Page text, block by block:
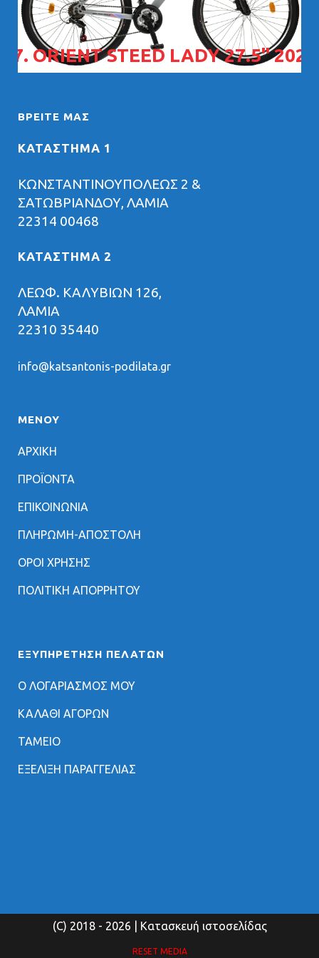
07. ORIENT STEED LADY 27.5" 2026
ΒΡΕΊΤΕ ΜΑΣ
ΚΑΤΑΣΤΗΜΑ 1
ΚΩΝΣΤΑΝΤΙΝΟΥΠΟΛΕΩΣ 2 &
ΣΑΤΩΒΡΙΑΝΔΟΥ, ΛΑΜΙΑ
22314 00468
ΚΑΤΑΣΤΗΜΑ 2
ΛΕΩΦ. ΚΑΛΥΒΙΩΝ 126,
ΛΑΜΙΑ
22310 35440
info@katsantonis-podilata.gr
ΜΕΝΟΥ
ΑΡΧΙΚΗ
ΠΡΟΪΟΝΤΑ
ΕΠΙΚΟΙΝΩΝΙΑ
ΠΛΗΡΩΜΗ-ΑΠΟΣΤΟΛΗ
ΟΡΟΙ ΧΡΗΣΗΣ
ΠΟΛΙΤΙΚΗ ΑΠΟΡΡΗΤΟΥ
ΕΞΥΠΗΡΈΤΗΣΗ ΠΕΛΑΤΏΝ
Ο ΛΟΓΑΡΙΑΣΜΟΣ ΜΟΥ
ΚΑΛΑΘΙ ΑΓΟΡΩΝ
ΤΑΜΕΙΟ
ΕΞΕΛΙΞΗ ΠΑΡΑΓΓΕΛΙΑΣ
(C) 2018 - 2026 | Κατασκευή ιστοσελίδας
RESET MEDIA